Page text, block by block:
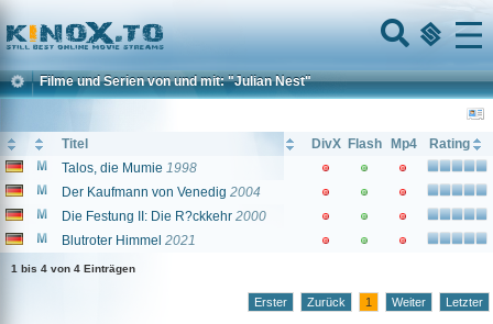
Home
Menu
Filme und Serien von und mit: "Julian Nest"
Titel DivX Flash Mp4
Rating
Talos, die Mumie 1998
Der Kaufmann von Venedig 2004
Die Festung II: Die R?ckkehr 2000
Blutroter Himmel 2021
1 bis 4 von 4 Einträgen
Erster Zurück 1 Weiter Letzter